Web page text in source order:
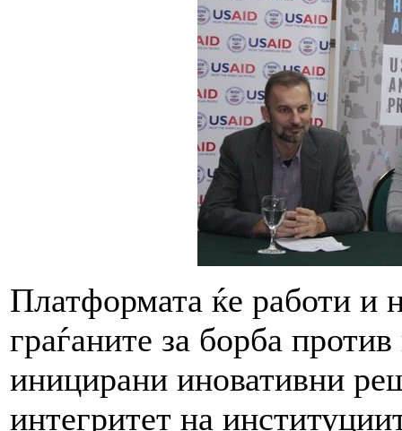
Платформата ќе работи и
граѓаните за борба
иницирани иновативни
интегритет на